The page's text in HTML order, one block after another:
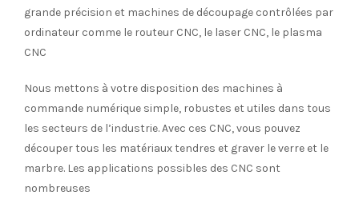
grande précision et machines de découpage contrôlées par
ordinateur comme le routeur CNC, le laser CNC, le plasma
CNC
Nous mettons à votre disposition des machines à
commande numérique simple, robustes et utiles dans tous
les secteurs de l’industrie. Avec ces CNC, vous pouvez
découper tous les matériaux tendres et graver le verre et le
marbre. Les applications possibles des CNC sont
nombreuses